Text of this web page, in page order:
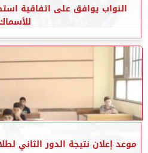
النواب يوافق على اتفاقية
موعد إعلان نتيجة الدور الثاني